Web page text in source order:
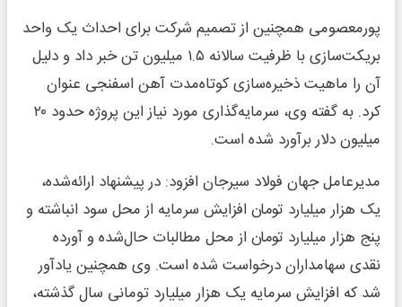
پورمعصومی همچنین از تصمیم شرکت برای احداث یک واحد
بریکت‌سازی با ظرفیت سالانه ۱.۵ میلیون تن خبر داد و دلیل
آن را ماهیت ذخیره‌سازی کوتاه‌مدت آهن اسفنجی عنوان
کرد. به گفته وی، سرمایه‌گذاری مورد نیاز این پروژه حدود ۲۰
میلیون دلار برآورد شده است.
مدیرعامل جهان فولاد سیرجان افزود: در پیشنهاد ارائه‌شده،
یک هزار میلیارد تومان افزایش سرمایه از محل سود انباشته و
پنج هزار میلیارد تومان از محل مطالبات حال‌شده و آورده
نقدی سهامداران درخواست شده است. وی همچنین یادآور
شد که افزایش سرمایه یک هزار میلیارد تومانی سال گذشته،